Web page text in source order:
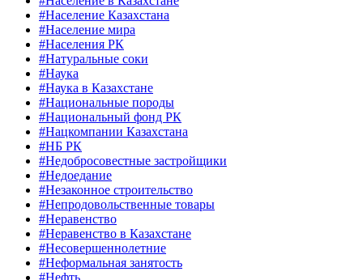
#Население Казахстана
#Население мира
#Населения РК
#Натуральные соки
#Наука
#Наука в Казахстане
#Национальные породы
#Национальный фонд РК
#Нацкомпании Казахстана
#НБ РК
#Недобросовестные застройщики
#Недоедание
#Незаконное строительство
#Непродовольственные товары
#Неравенство
#Неравенство в Казахстане
#Несовершеннолетние
#Неформальная занятость